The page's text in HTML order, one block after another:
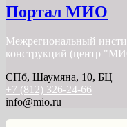
Портал МИО
Межрегиональный
конструкций (центр
СПб, Шаумяна, 10, БЦ
+7 (812) 326-24-66
info@mio.ru